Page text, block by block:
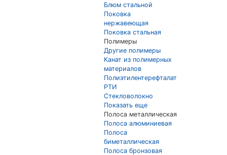
Блюм стальной
Поковка
нержавеющая
Поковка стальная
Полимеры
Другие полимеры
Канат из полимерных
материалов
Полиэтилентерефталат
РТИ
Стекловолокно
Показать еще
Полоса металлическая
Полоса алюминиевая
Полоса
биметаллическая
Полоса бронзовая